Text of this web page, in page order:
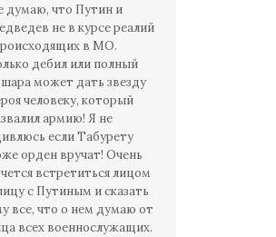
думаю, что Путин и
не в курсе реалий
в МО.
дебил или полный
может дать звезду
человеку, который
армию! Я не
если Табурету
орден вручат! Очень
встретиться лицом
с Путиным и сказать
все, что о нем думаю от
всех военнослужащих.